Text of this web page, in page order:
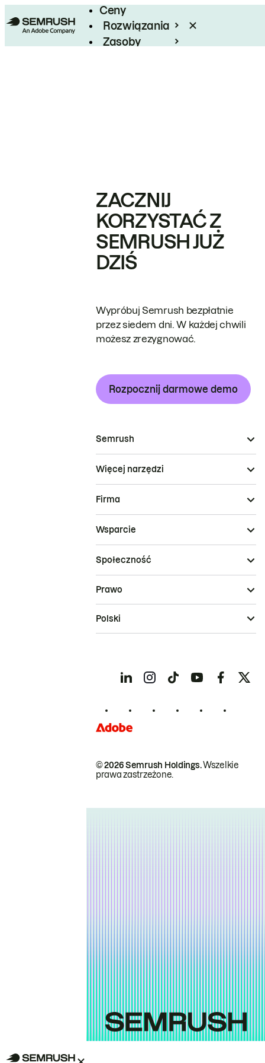
Ceny
Rozwiązania
Zasoby
ZACZNIJ
KORZYSTAĆ Z
SEMRUSH JUŻ
DZIŚ
Wypróbuj Semrush bezpłatnie
przez siedem dni. W każdej chwili
możesz zrezygnować.
Rozpocznij darmowe demo
Semrush
Więcej narzędzi
Firma
Wsparcie
Społeczność
© 2026 Semrush Holdings.Wszelkie
prawa zastrzeżone.
Prawo
Polski